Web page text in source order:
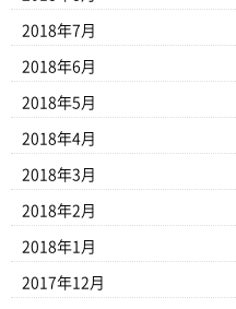
2018年7月
2018年6月
2018年5月
2018年4月
2018年3月
2018年2月
2018年1月
2017年12月